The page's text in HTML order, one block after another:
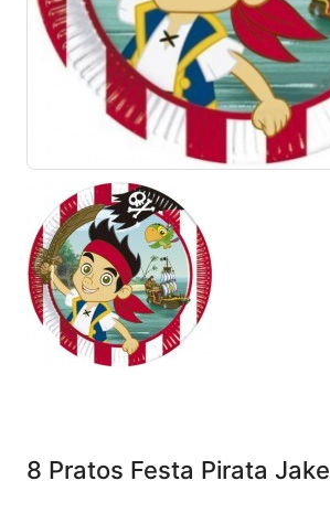
8 Pratos Festa Pirata Jake